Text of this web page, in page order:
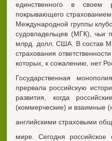
единственного в своем
покрывающего
Международной группы
судовладельцев (МГК), чьи
млрд. долл. США. В состав
страхования
которых, к сожалению, нет
Государственная
прервала российскую
развития, когда
(коммерческие) и взаимные
английскими страховыми
мире. Сегодня российское